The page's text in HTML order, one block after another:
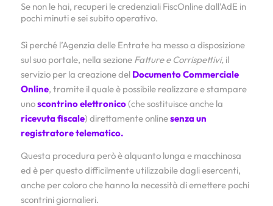
Se non le hai, recuperi le credenziali FiscOnline dall’AdE in
pochi minuti e sei subito operativo.
Sì perché l’Agenzia delle Entrate ha messo a disposizione
sul suo portale, nella sezione Fatture e Corrispettivi, il
servizio per la creazione del Documento Commerciale
Online, tramite il quale è possibile realizzare e stampare
unoscontrino elettronico(che sostituisce anche la
ricevuta fiscale) direttamente onlinesenza un
registratore telematico.
Questa procedura però è alquanto lunga e macchinosa
ed è per questo difficilmente utilizzabile dagli esercenti,
anche per coloro che hanno la necessità di emettere pochi
scontrini giornalieri.